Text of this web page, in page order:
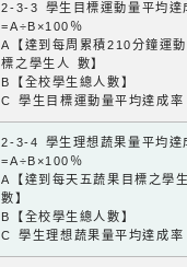
2-3-3 學生目標運動量平均達
=A÷B×100％
A【達到每周累積210分鐘運
標之學生人 數】
B【全校學生總人數】
C 學生目標運動量平均達成率
2-3-4 學生理想蔬果量平均達
=A÷B×100％
A【達到每天五蔬果目標之學
數】
B【全校學生總人數】
C 學生理想蔬果量平均達成率